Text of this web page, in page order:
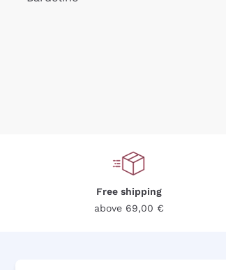
Free shipping
above 69,00 €